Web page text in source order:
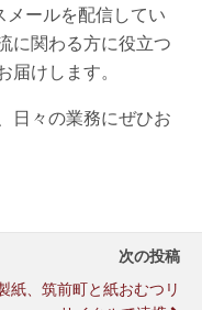
ールを配信してい
に関わる方に役立つ
けします。
日々の業務にぜひお
次の投稿
紙、筑前町と紙おむつリ